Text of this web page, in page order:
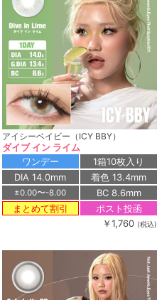
アイシーベイビー（ICY BBY）
ダイブ イン ライム
ワンデー
1箱10枚入り
DIA 14.0mm
着色 13.4mm
±0.00〜-8.00
BC 8.6mm
まとめて割引
ポスト投函
￥1,760 (税込)